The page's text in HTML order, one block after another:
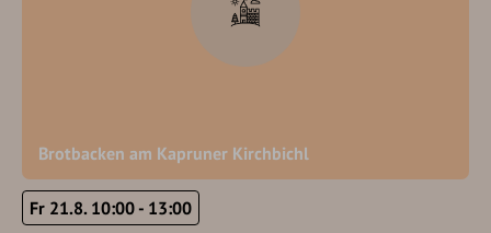
Brotbacken am Kapruner Kirchbichl
Fr 21.8. 10:00 - 13:00